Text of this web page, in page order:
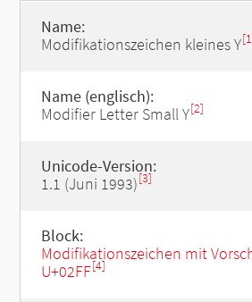
Name:
Modifikationszeichen kleines Y
Name (englisch):
Modifier Letter Small Y[2]
Unicode-Version:
1.1 (Juni 1993)[3]
Block:
Modifikationszeichen mit
U+02FF[4]